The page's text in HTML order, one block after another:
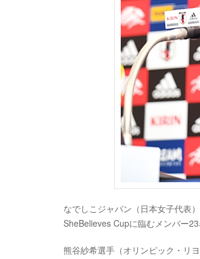
なでしこジャパン（日本女子代表
SheBelieves Cupに臨むメンバー23
熊谷紗希選手（オリンピック・リ